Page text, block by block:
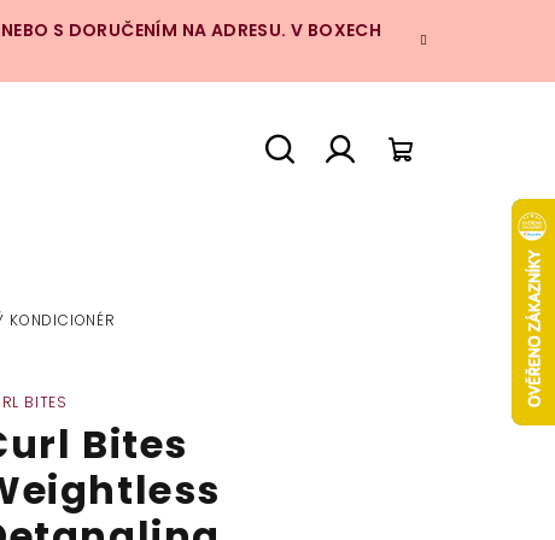
S DORUČENÍM NA ADRESU. V BOXECH
KONDICIONÉR
BITES
Bites